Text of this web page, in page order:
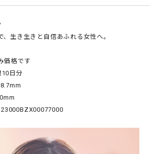
、生き生きと自信あふれる女性へ。
価格です
日分